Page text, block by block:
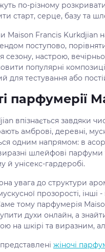
по-різному
старт, серце, базу та
Maison Francis Kurkdjian
поступово,
настрою,
популярні
для тестування або
парфумерії
впізнається завдяки
амброві, деревні,
одним напрямом: в
шлейфові
й унісекс-гардеробі.
увага до структури
прозорості,
тому парфумерія
духи онлайн, а
на шкірі та виразним,
жіночі